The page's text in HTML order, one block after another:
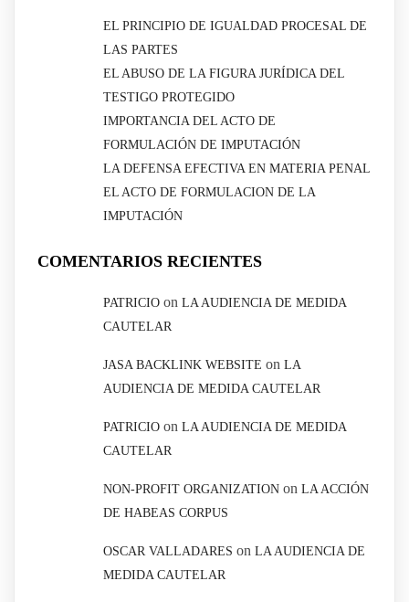
EL PRINCIPIO DE IGUALDAD PROCESAL DE
LAS PARTES
EL ABUSO DE LA FIGURA JURÍDICA DEL
TESTIGO PROTEGIDO
IMPORTANCIA DEL ACTO DE
FORMULACIÓN DE IMPUTACIÓN
LA DEFENSA EFECTIVA EN MATERIA PENAL
EL ACTO DE FORMULACION DE LA
IMPUTACIÓN
COMENTARIOS RECIENTES
PATRICIO on LA AUDIENCIA DE MEDIDA
CAUTELAR
JASA BACKLINK WEBSITE on LA
AUDIENCIA DE MEDIDA CAUTELAR
PATRICIO on LA AUDIENCIA DE MEDIDA
CAUTELAR
NON-PROFIT ORGANIZATION on LA ACCIÓN
DE HABEAS CORPUS
OSCAR VALLADARES on LA AUDIENCIA DE
MEDIDA CAUTELAR